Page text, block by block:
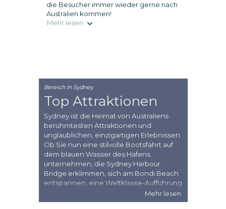
die Besucher immer wieder gerne nach
Australien kommen!
Mehr lesen
Bereich In Sydney
Top Attraktionen
Sydney ist die Heimat von Australiens
berühmtesten Attraktionen und
unglaublichen, einzigartigen Erlebnissen.
Ob Sie nun eine stilvolle Bootsfahrt auf
dem blauen Wasser des Hafens
unternehmen, die Sydney Harbour
Bridge erklimmen, sich am Bondi Beach
entspannen, eine Weltklasse-Aufführung
im Sydney Opera House, das zum
Weltkulturerbe gehört, sehen, Wale
Mehr lesen